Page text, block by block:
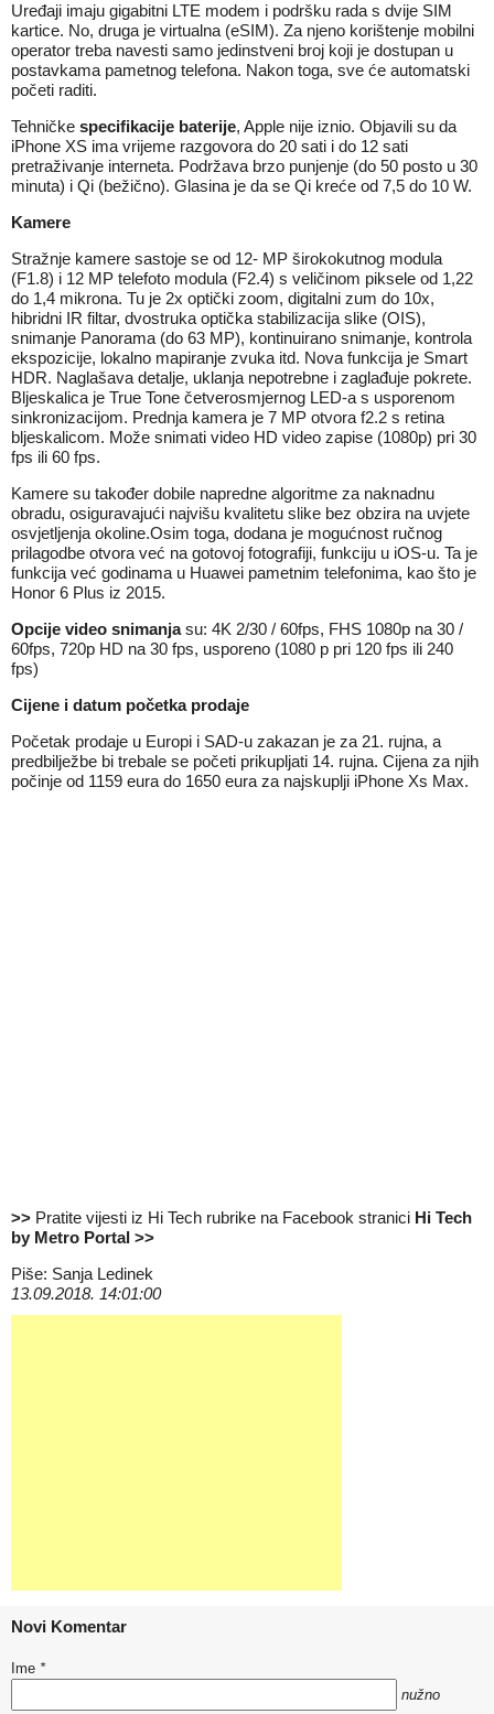
Uređaji imaju gigabitni LTE modem i podršku rada s dvije SIM
kartice. No, druga je virtualna (eSIM). Za njeno korištenje mobilni
operator treba navesti samo jedinstveni broj koji je dostupan u
postavkama pametnog telefona. Nakon toga, sve će automatski
početi raditi.
Tehničke specifikacije baterije, Apple nije iznio. Objavili su da
iPhone XS ima vrijeme razgovora do 20 sati i do 12 sati
pretraživanje interneta. Podržava brzo punjenje (do 50 posto u 30
minuta) i Qi (bežično). Glasina je da se Qi kreće od 7,5 do 10 W.
Kamere
Stražnje kamere sastoje se od 12- MP širokokutnog modula
(F1.8) i 12 MP telefoto modula (F2.4) s veličinom piksele od 1,22
do 1,4 mikrona. Tu je 2x optički zoom, digitalni zum do 10x,
hibridni IR filtar, dvostruka optička stabilizacija slike (OIS),
snimanje Panorama (do 63 MP), kontinuirano snimanje, kontrola
ekspozicije, lokalno mapiranje zvuka itd. Nova funkcija je Smart
HDR. Naglašava detalje, uklanja nepotrebne i zaglađuje pokrete.
Bljeskalica je True Tone četverosmjernog LED-a s usporenom
sinkronizacijom. Prednja kamera je 7 MP otvora f2.2 s retina
bljeskalicom. Može snimati video HD video zapise (1080p) pri 30
fps ili 60 fps.
Kamere su također dobile napredne algoritme za naknadnu
obradu, osiguravajući najvišu kvalitetu slike bez obzira na uvjete
osvjetljenja okoline.Osim toga, dodana je mogućnost ručnog
prilagodbe otvora već na gotovoj fotografiji, funkciju u iOS-u. Ta je
funkcija već godinama u Huawei pametnim telefonima, kao što je
Honor 6 Plus iz 2015.
Opcije video snimanjasu: 4K 2/30 / 60fps, FHS 1080p na 30 /
60fps, 720p HD na 30 fps, usporeno (1080 p pri 120 fps ili 240
fps)
Cijene i datum početka prodaje
Početak prodaje u Europi i SAD-u zakazan je za 21. rujna, a
predbilježbe bi trebale se početi prikupljati 14. rujna. Cijena za njih
počinje od 1159 eura do 1650 eura za najskuplji iPhone Xs Max.
>> Pratite vijesti iz Hi Tech rubrike na Facebook stranici Hi Tech
by Metro Portal >>
Piše: Sanja Ledinek
13.09.2018. 14:01:00
Novi Komentar
Ime *
nužno